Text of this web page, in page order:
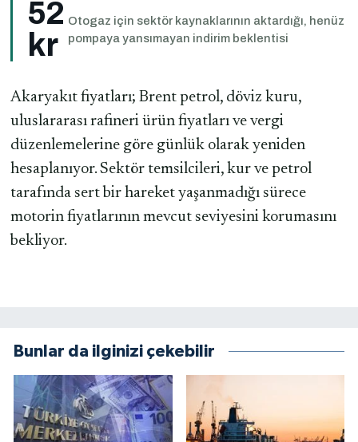
52
kr
Otogaz için sektör kaynaklarının aktardığı, henüz
pompaya yansımayan indirim beklentisi
Akaryakıt fiyatları; Brent petrol, döviz kuru,
uluslararası rafineri ürün fiyatları ve vergi
düzenlemelerine göre günlük olarak yeniden
hesaplanıyor. Sektör temsilcileri, kur ve petrol
tarafında sert bir hareket yaşanmadığı sürece
motorin fiyatlarının mevcut seviyesini korumasını
bekliyor.
Bunlar da ilginizi çekebilir